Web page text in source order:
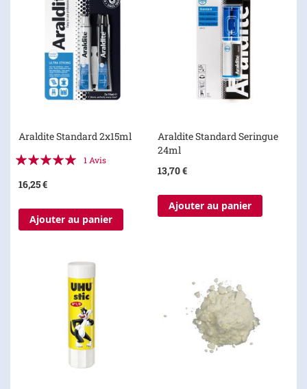
Araldite Standard 2x15ml
Évaluation:
1Avis
16,25 €
Ajouter au panier
Araldite Standard Seringue
24ml
13,70 €
Ajouter au panier